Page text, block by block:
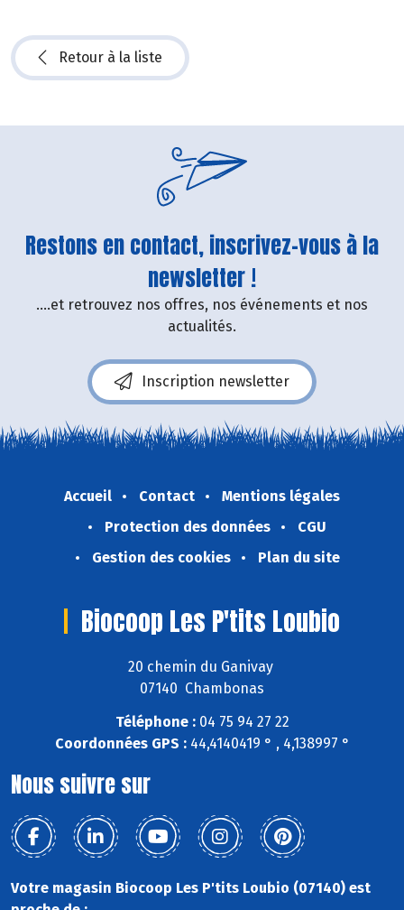
Retour à la liste
Restons en contact, inscrivez-vous à la
newsletter !
....et retrouvez nos offres, nos événements et nos
actualités.
Inscription newsletter
Accueil Contact
Mentions légales
Protection des données
CGU
Gestion des cookies
Plan du site
Biocoop Les P'tits Loubio
20 chemin du Ganivay
07140 Chambonas
Téléphone :04 75 94 27 22
Coordonnées GPS :44,4140419 ° , 4,138997 °
Nous suivre sur
Votre magasin Biocoop Les P'tits Loubio (07140) est